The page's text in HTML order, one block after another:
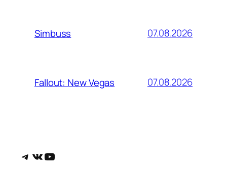
Simbuss 07.08.2026
Fallout: New Vegas 07.08.2026
Telegram
ВКонтакте
YouTube